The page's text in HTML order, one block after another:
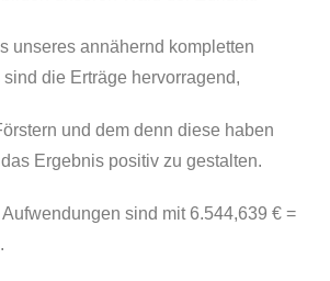
unseres annähernd kompletten
die Erträge hervorragend,
und dem denn diese haben
Ergebnis positiv zu gestalten.
sind mit 6.544,639 € =